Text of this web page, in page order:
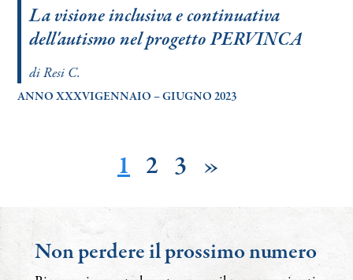
La visione inclusiva e continuativa
dell'autismo nel progetto PERVINCA
di Resi C.
ANNO XXXVIGENNAIO – GIUGNO 2023
1 2 3 »
Non perdere il prossimo numero